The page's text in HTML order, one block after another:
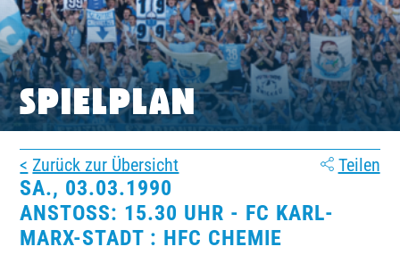
1. MANNSCHAFT
FRAUEN
CAMPUS
CLUB
CLUBMITGLIEDSCHAFT
BUSINESS
SÜDKURVE
SPIELPLAN
Zurück zur Übersicht Teilen
SA., 03.03.1990
ANSTOSS: 15.30 UHR - FC KARL-M
ARX-STADT : HFC CHEMIE